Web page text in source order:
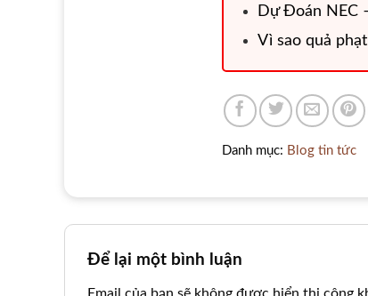
Dự Đoán NEC
Vì sao quả
Danh mục: Blog tin tức
Để lại một bình luận
Email của bạn sẽ không được hiển thị công